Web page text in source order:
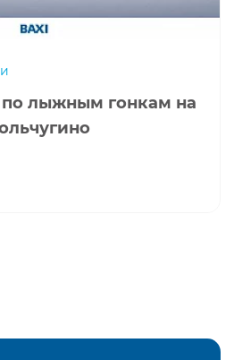
лыжным гонкам на